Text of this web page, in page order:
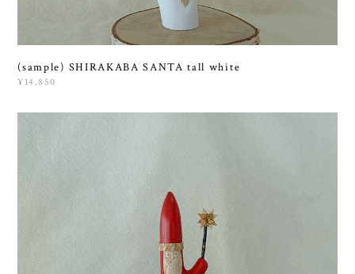
(sample) SHIRAKABA SANTA tall white
¥14,850